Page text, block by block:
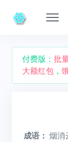
付费版： 批
大额红包 ，
成语： 烟消